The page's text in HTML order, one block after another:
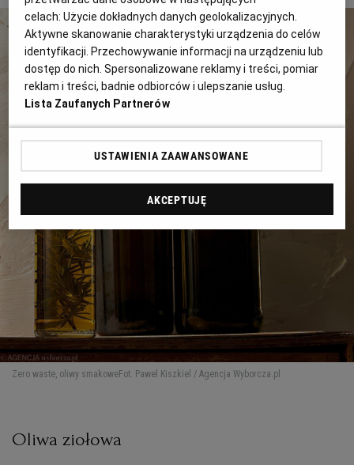
SOSNOWIEC
SZCZECIN
TRÓJMIASTO
WAŁBRZYCH
WARSZAWA
WROCŁAW
ZAKOPANE
Zero waste, oliwy smakoweFot. Pawel Kiszkiel / Agencja Wyborcza.pl
Oliwa ziołowa
celach:Użycie dokładnych danych geolokalizacyjnych.
Aktywne skanowanie charakterystyki urządzenia do celów
identyfikacji. Przechowywanie informacji na urządzeniu lub
dostęp do nich. Spersonalizowane reklamy i treści, pomiar
reklam i treści, badnie odbiorców i ulepszanie usług.
Lista Zaufanych Partnerów
USTAWIENIA ZAAWANSOWANE
AKCEPTUJĘ